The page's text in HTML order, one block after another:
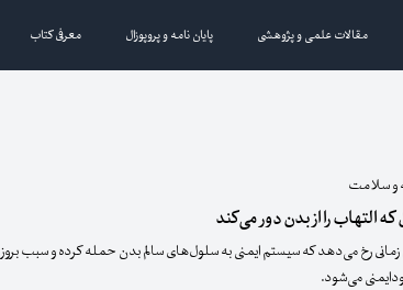
مقالات علمی و پژوهشی پایان نامه و پروپوزال معرفی کتاب
و سلامت
رخ می‌دهد که سیستم ایمنی به سلول‌های سالم بدن حمله کرده و سبب بروز
می‌شود.